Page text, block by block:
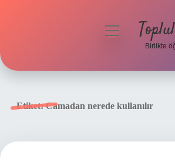
menüyü
Birlikte
Etiket:Camadan nerede kullanılır